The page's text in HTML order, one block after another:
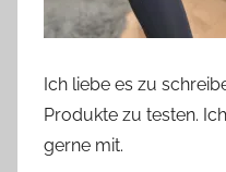
Ich liebe es zu
Produkte zu testen.
gerne mit.